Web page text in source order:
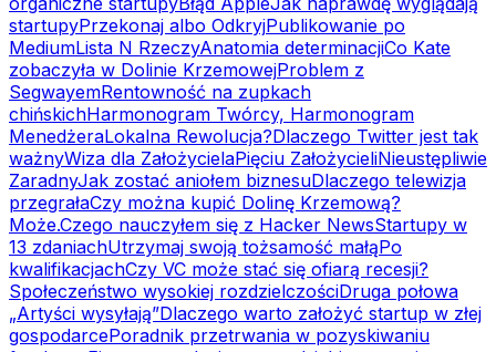
startupyPrzekonaj albo OdkryjPublikowanie po
MediumLista N RzeczyAnatomia determinacjiCo Kate
zobaczyła w Dolinie KrzemowejProblem z
SegwayemRentowność na zupkach
chińskichHarmonogram Twórcy, Harmonogram
MenedżeraLokalna Rewolucja?Dlaczego Twitter jest tak
ważnyWiza dla ZałożycielaPięciu ZałożycieliNieustępliwie
ZaradnyJak zostać aniołem biznesuDlaczego telewizja
przegrałaCzy można kupić Dolinę Krzemową?
Może.Czego nauczyłem się z Hacker NewsStartupy w
13 zdaniachUtrzymaj swoją tożsamość małąPo
kwalifikacjachCzy VC może stać się ofiarą recesji?
Społeczeństwo wysokiej rozdzielczościDruga połowa
„Artyści wysyłają”Dlaczego warto założyć startup w złej
gospodarcePoradnik przetrwania w pozyskiwaniu